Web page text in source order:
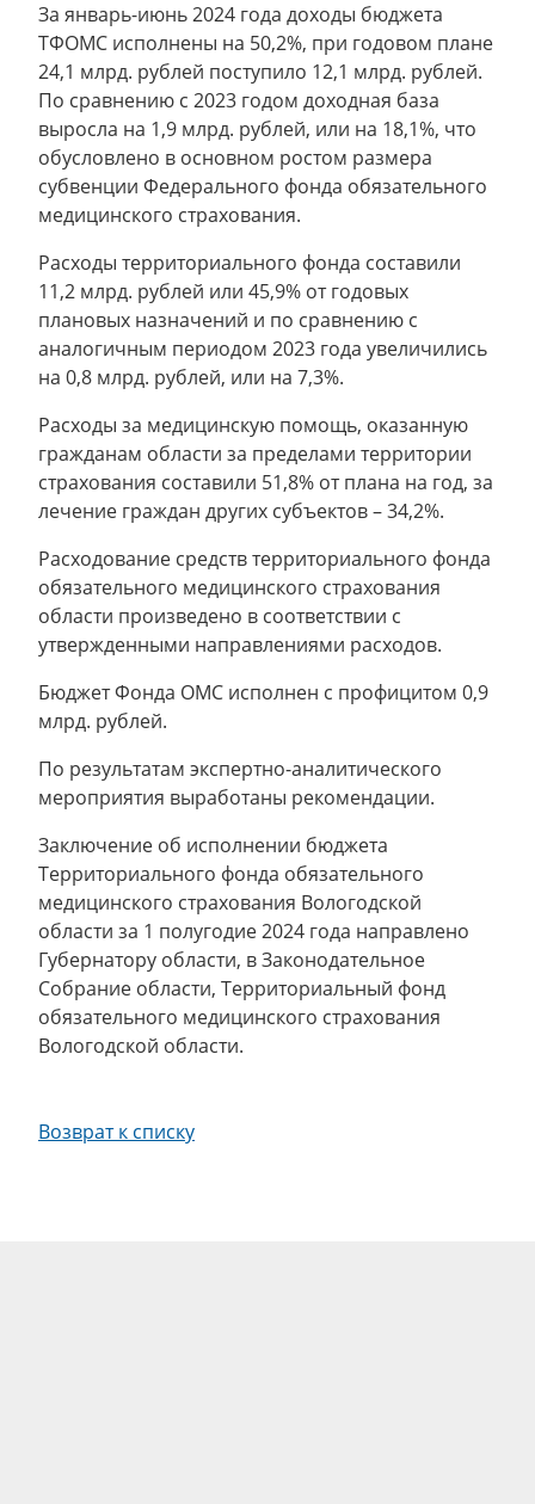
За январь-июнь 2024 года доходы бюджета
ТФОМС исполнены на 50,2%, при годовом плане
24,1 млрд. рублей поступило 12,1 млрд. рублей.
По сравнению с 2023 годом доходная база
выросла на 1,9 млрд. рублей, или на 18,1%, что
обусловлено в основном ростом размера
субвенции Федерального фонда обязательного
медицинского страхования.
Расходы территориального фонда составили
11,2 млрд. рублей или 45,9% от годовых
плановых назначений и по сравнению с
аналогичным периодом 2023 года увеличились
на 0,8 млрд. рублей, или на 7,3%.
Расходы за медицинскую помощь, оказанную
гражданам области за пределами территории
страхования составили 51,8% от плана на год, за
лечение граждан других субъектов – 34,2%.
Расходование средств территориального фонда
обязательного медицинского страхования
области произведено в соответствии с
утвержденными направлениями расходов.
Бюджет Фонда ОМС исполнен с профицитом 0,9
млрд. рублей.
По результатам экспертно-аналитического
мероприятия выработаны рекомендации.
Заключение об исполнении бюджета
Территориального фонда обязательного
медицинского страхования Вологодской
области за 1 полугодие 2024 года направлено
Губернатору области, в Законодательное
Собрание области, Территориальный фонд
обязательного медицинского страхования
Вологодской области.
Возврат к списку